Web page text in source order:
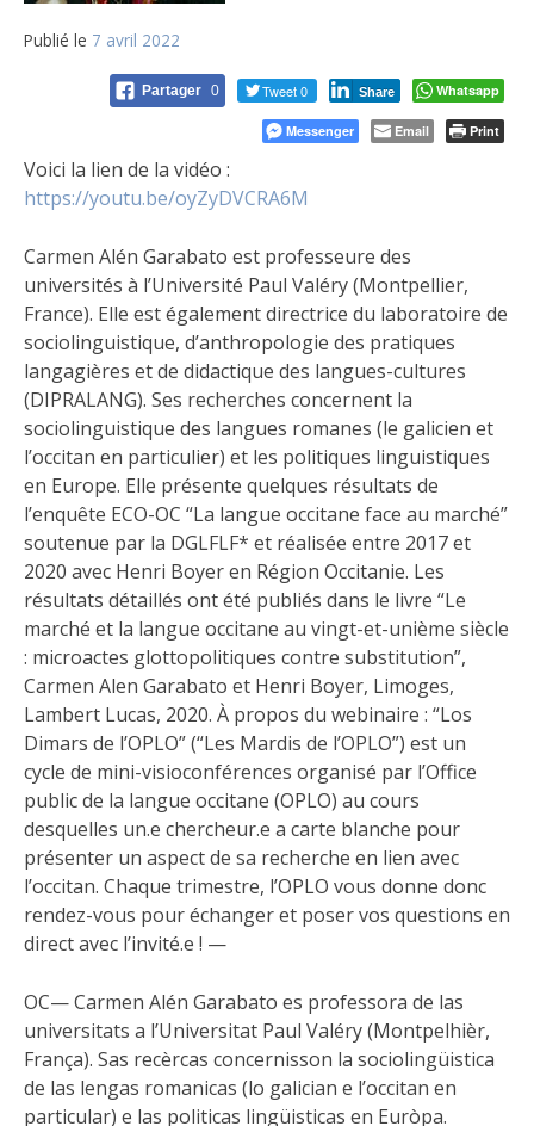
Publié le 7 avril 2022
Partager 0 Tweet 0 Share Whatsapp
Messenger Email Print
Voici la lien de la vidéo :
https://youtu.be/oyZyDVCRA6M
Carmen Alén Garabato est professeure des
universités à l’Université Paul Valéry (Montpellier,
France). Elle est également directrice du laboratoire de
sociolinguistique, d’anthropologie des pratiques
langagières et de didactique des langues-cultures
(DIPRALANG). Ses recherches concernent la
sociolinguistique des langues romanes (le galicien et
l’occitan en particulier) et les politiques linguistiques
en Europe. Elle présente quelques résultats de
l’enquête ECO-OC “La langue occitane face au marché”
soutenue par la DGLFLF* et réalisée entre 2017 et
2020 avec Henri Boyer en Région Occitanie. Les
résultats détaillés ont été publiés dans le livre “Le
marché et la langue occitane au vingt-et-unième siècle
: microactes glottopolitiques contre substitution”,
Carmen Alen Garabato et Henri Boyer, Limoges,
Lambert Lucas, 2020. À propos du webinaire : “Los
Dimars de l’OPLO” (“Les Mardis de l’OPLO”) est un
cycle de mini-visioconférences organisé par l’Office
public de la langue occitane (OPLO) au cours
desquelles un.e chercheur.e a carte blanche pour
présenter un aspect de sa recherche en lien avec
l’occitan. Chaque trimestre, l’OPLO vous donne donc
rendez-vous pour échanger et poser vos questions en
direct avec l’invité.e ! —
OC— Carmen Alén Garabato es professora de las
universitats a l’Universitat Paul Valéry (Montpelhièr,
França). Sas recèrcas concernisson la sociolingüistica
de las lengas romanicas (lo galician e l’occitan en
particular) e las politicas lingüisticas en Euròpa.